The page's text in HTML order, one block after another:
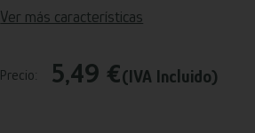
Ver más características
Precio: 5,49 €(IVA Incluido)